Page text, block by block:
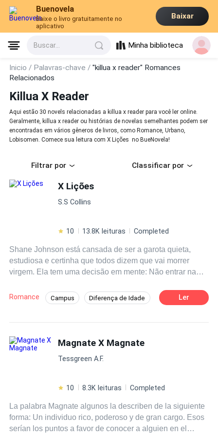
Buenovela
Baixe o livro gratuitamente no
aplicativo
Baixar
Buscar... Minha biblioteca
Inicio / Palavras-chave /"killua x reader" Romances
Relacionados
Killua X Reader
Aqui estão 30 novels relacionadas a killua x reader para você ler online.
Geralmente, killua x reader ou histórias de novelas semelhantes podem ser
encontradas em vários gêneros de livros, como Romance, Urbano,
Lobisomen. Comece sua leitura com X Lições no BueNovela!
Filtrar por Classificar por
X Lições
S.S Collins
10 13.8K leituras Completed
Shane Johnson está cansada de ser a garota quieta,
estudiosa e certinha que todos dizem que vai morrer
virgem. Ela tem uma decisão em mente: Não entrar na
encontrar o cara certo. Thomas Andrews é um professor
de Biologia que acaba de entrar em suas tão sonhadas
O caminho dos dois se cruzam e Shane fará uma
proposta no mínimo irrecusável a Thomas.
Romance Campus Diferença de Idade
Enredo Acelerado Adolescente
Ler
Magnate X Magnate
Tessgreen A.F.
10 8.3K leituras Completed
La palabra Magnate algunos la describen de la siguiente
forma: Un individuo rico, poderoso y de gran cargo. Esos
serían los puntos a favor de conocer a alguien en el